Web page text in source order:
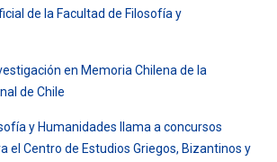
de la Facultad de Filosofía y
en Memoria Chilena de la
de Chile
y Humanidades llama a concursos
el Centro de Estudios Griegos, Bizantinos y